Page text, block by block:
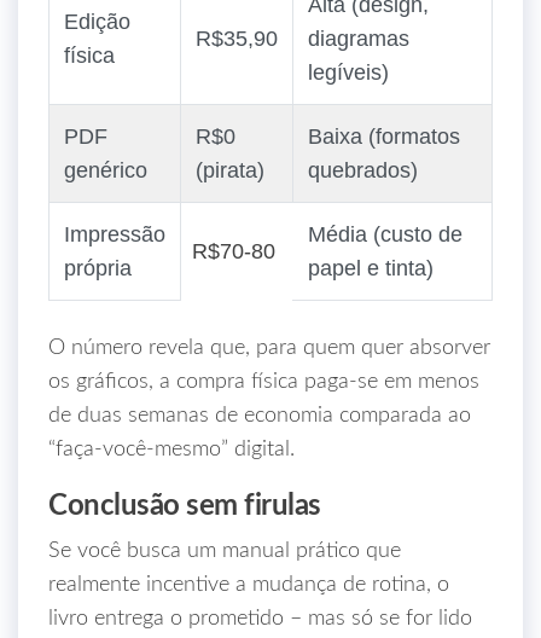
Edição
física
R$35,90
Alta (design,
diagramas
legíveis)
PDF
genérico
R$0
(pirata)
Baixa (formatos
quebrados)
Impressão
própria
R$70‑80
Média (custo de
papel e tinta)
O número revela que, para quem quer absorver
os gráficos, a compra física paga-se em menos
de duas semanas de economia comparada ao
“faça‑você‑mesmo” digital.
Conclusão sem firulas
Se você busca um manual prático que
realmente incentive a mudança de rotina, o
livro entrega o prometido – mas só se for lido